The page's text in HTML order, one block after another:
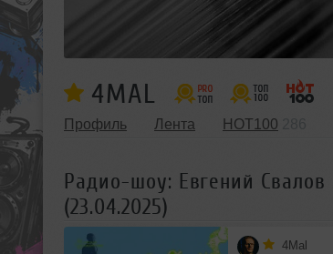
4MAL
Профиль Лента HOT100
Радио-шоу: Евгений
(23.04.2025)
4Mal